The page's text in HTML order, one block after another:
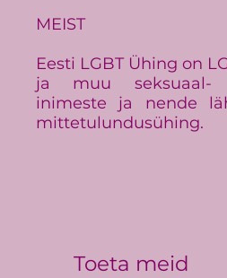
Eestis
MEIST
Eesti LGBT Ühing on
ja muu seksuaal-
inimeste ja nende
mittetulundusühing.
Toeta meid